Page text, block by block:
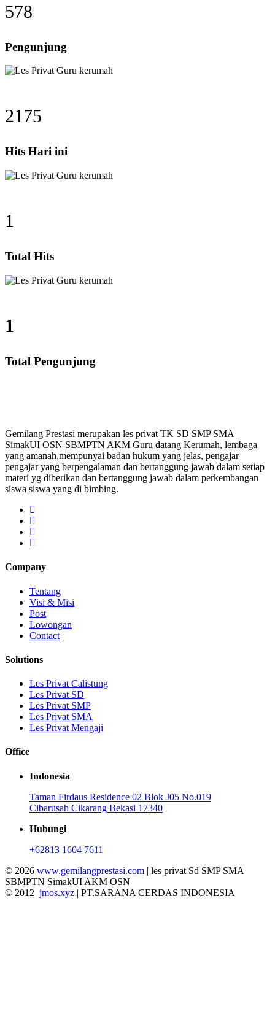
578
Pengunjung
2175
Hits Hari ini
1
Total Hits
1
Total Pengunjung
Gemilang Prestasi merupakan les privat TK SD SMP SMA
SimakUI OSN SBMPTN AKM Guru datang Kerumah, lembaga
yang amanah,mempunyai badan hukum yang jelas, pengajar
pengajar yang berpengalaman dan bertanggung jawab dalam setiap
materi yg diberikan dan bertanggung jawab dalam perkembangan
siswa siswa yang di bimbing.
Company
Tentang
Visi & Misi
Post
Lowongan
Contact
Solutions
Les Privat Calistung
Les Privat SD
Les Privat SMP
Les Privat SMA
Les Privat Mengaji
Office
Indonesia
Taman Firdaus Residence 02 Blok J05 No.019
Cibarusah Cikarang Bekasi 17340
Hubungi
+62813 1604 7611
© 2026 www.gemilangprestasi.com | les privat Sd SMP SMA
SBMPTN SimakUI AKM OSN
© 2012 jmos.xyz | PT.SARANA CERDAS INDONESIA